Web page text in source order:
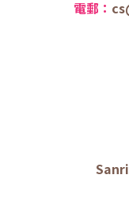
電郵：